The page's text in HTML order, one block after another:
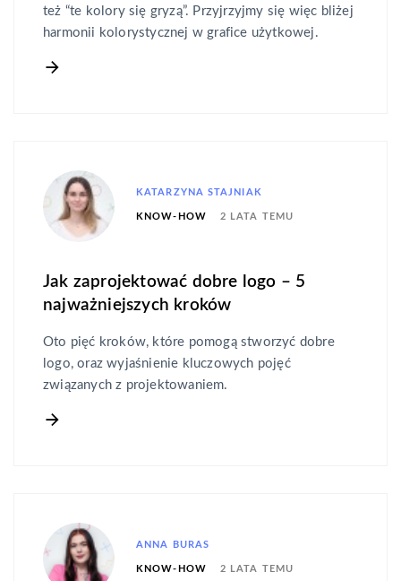
też “te kolory się gryzą”. Przyjrzyjmy się więc bliżej
harmonii kolorystycznej w grafice użytkowej.
KATARZYNA STAJNIAK
KNOW-HOW 2 LATA TEMU
Jak zaprojektować dobre logo – 5
najważniejszych kroków
Oto pięć kroków, które pomogą stworzyć dobre
logo, oraz wyjaśnienie kluczowych pojęć
związanych z projektowaniem.
ANNA BURAS
KNOW-HOW 2 LATA TEMU